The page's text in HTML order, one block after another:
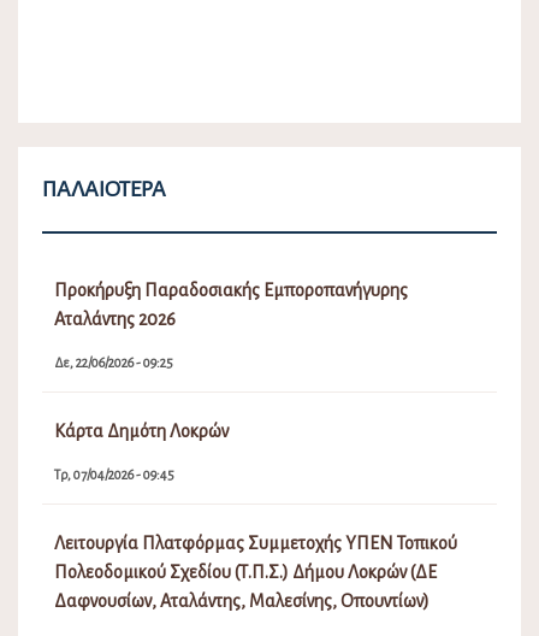
ΠΑΛΑΙΌΤΕΡΑ
Προκήρυξη Παραδοσιακής Εμποροπανήγυρης
Αταλάντης 2026
Δε, 22/06/2026 - 09:25
Κάρτα Δημότη Λοκρών
Τρ, 07/04/2026 - 09:45
Λειτουργία Πλατφόρμας Συμμετοχής ΥΠΕΝ Τοπικού
Πολεοδομικού Σχεδίου (Τ.Π.Σ.) Δήμου Λοκρών (ΔΕ
Δαφνουσίων, Αταλάντης, Μαλεσίνης, Οπουντίων)